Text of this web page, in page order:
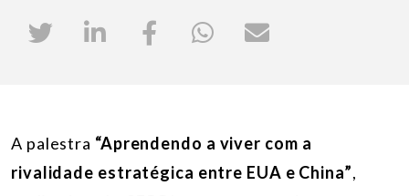
A palestra “Aprendendo a viver com a
rivalidade estratégica entre EUA e China”,